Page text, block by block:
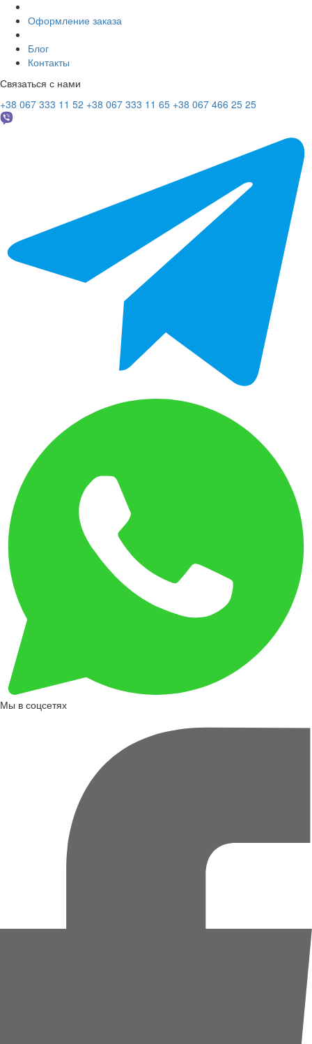
Оформление заказа
Блог
Контакты
Связаться с нами
+38 067 333 11 52 +38 067 333 11 65 +38 067 466 25 25
Мы в соцсетях